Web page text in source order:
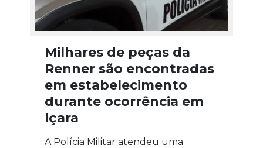
Milhares de peças da
Renner são encontradas
em estabelecimento
durante ocorrência em
Içara
A Polícia Militar atendeu uma